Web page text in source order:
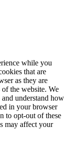
while you
that are
as they are
the website. We
understand how
in your browser
to opt-out of these
may affect your